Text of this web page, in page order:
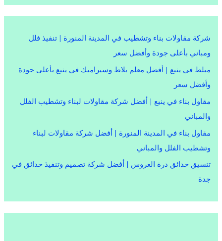
شركة مقاولات بناء وتشطيب في المدينة المنورة | تنفيذ فلل
ومباني بأعلى جودة وأفضل سعر
مبلط في ينبع | أفضل معلم بلاط وسيراميك في ينبع بأعلى جودة
وأفضل سعر
مقاول بناء في ينبع | أفضل شركة مقاولات لبناء وتشطيب الفلل
والمباني
مقاول بناء في المدينة المنورة | أفضل شركة مقاولات لبناء
وتشطيب الفلل والمباني
تنسيق حدائق درة العروس | أفضل شركة تصميم وتنفيذ حدائق في
جدة